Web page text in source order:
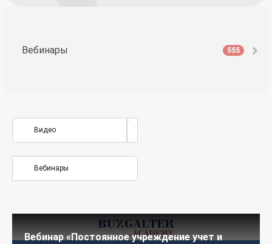
Вебинары 555
Видео
Вебинары
Вебинар «Постоянное учреждение учет и